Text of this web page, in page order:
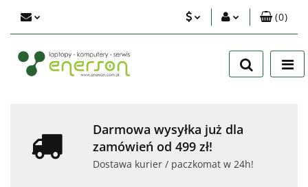
Zaloguj się
Zarejestruj się
(0)
Darmowa wysyłka już dla
zamówień od 499 zł!
Dostawa kurier / paczkomat w 24h!